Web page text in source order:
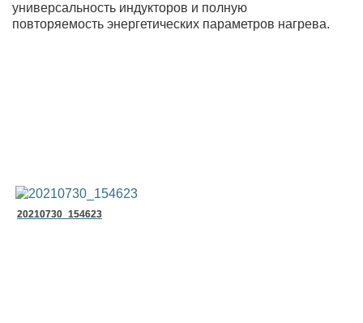
универсальность индукторов и полную
повторяемость энергетических параметров нагрева.
20210730_154623